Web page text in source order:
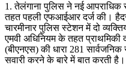
1. तेलंगाना पुलिस ने नई आपराधिक
तहत पहली एफआईआर दर्ज की।
चारमीनार पुलिस स्टेशन में दो
एमवी अधिनियम के तहत प्राथमिकी
(बीएनएस) की धारा 281 सार्वजनिक
सवारी करने के बारे में बात करती है।